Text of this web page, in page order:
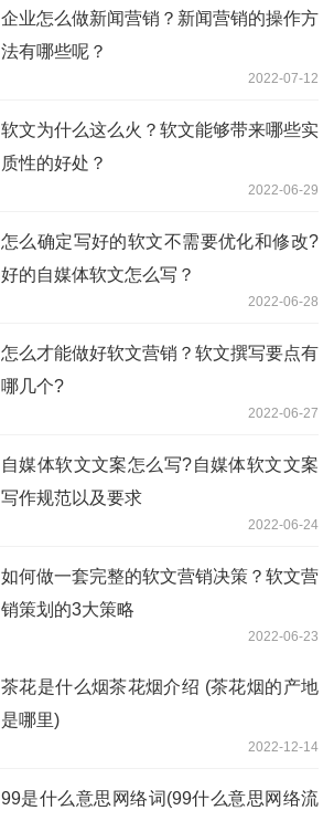
企业怎么做新闻营销？新闻营销的操作方
法有哪些呢？
2022-07-12
软文为什么这么火？软文能够带来哪些实
质性的好处？
2022-06-29
怎么确定写好的软文不需要优化和修改?
好的自媒体软文怎么写？
2022-06-28
怎么才能做好软文营销？软文撰写要点有
哪几个?
2022-06-27
自媒体软文文案怎么写?自媒体软文文案
写作规范以及要求
2022-06-24
如何做一套完整的软文营销决策？软文营
销策划的3大策略
2022-06-23
茶花是什么烟茶花烟介绍 (茶花烟的产地
是哪里)
2022-12-14
99是什么意思网络词(99什么意思网络流